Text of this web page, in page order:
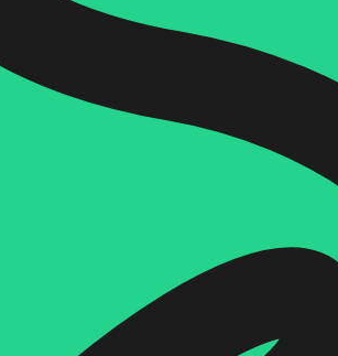
איזה פורמט בא לך?
מחיר על הספר: ₪